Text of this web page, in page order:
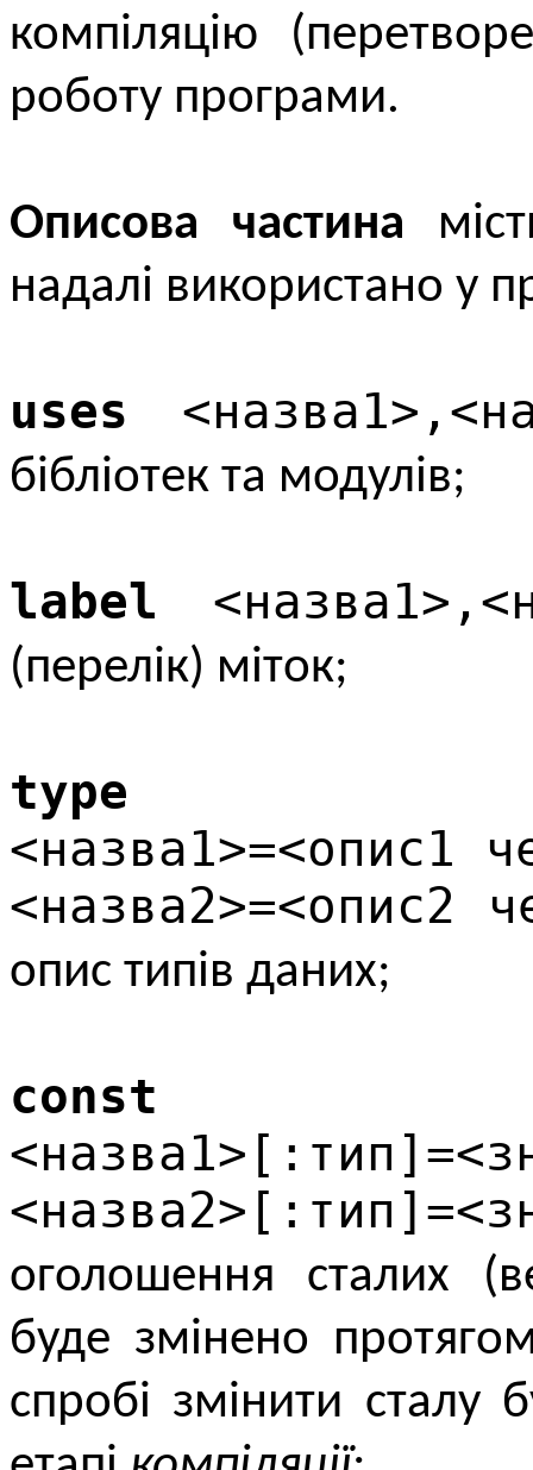
компіляцію
роботу програми.
Описова частина
надалі використано у
uses
бібліотек та модулів;
label
(перелік) міток;
type
<назва1>=<опис1
<назва2>=<опис2
опис типів даних;
const
оголошення сталих
буде змінено
спробі змінити сталу